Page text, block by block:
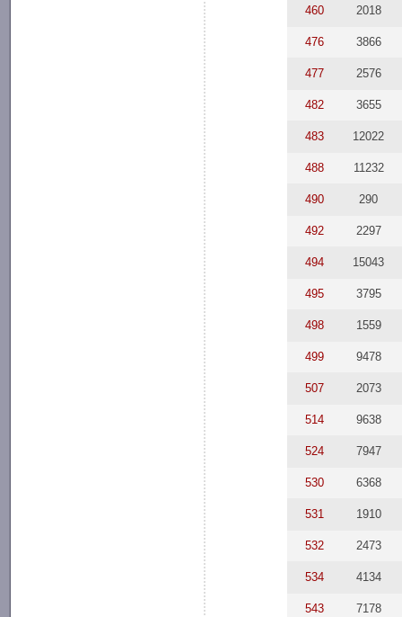
460 2018
476 3866
477 2576
482 3655
483 12022
488 11232
490 290
492 2297
494 15043
495 3795
498 1559
499 9478
507 2073
514 9638
524 7947
530 6368
531 1910
532 2473
534 4134
543 7178